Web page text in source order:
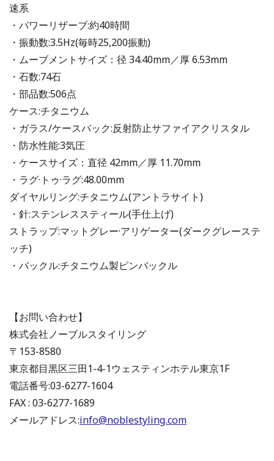
速系
・パワーリザーブ:約40時間
・振動数:3.5Hz(毎時25,200振動)
・ムーブメントサイズ：径 34.40mm／厚 6.53mm
・石数:74石
・部品数:506点
ケース:チタニウム
・ガラス/ケースバック:反射防止サファイアクリスタル
・防水性能:3気圧
・ケースサイズ：直径 42mm／厚 11.70mm
・ラグ·トゥ·ラグ:48.00mm
ダイヤルリング:チタニウム(アントラサイト)
・針:ステンレススティール(手仕上げ)
ストラップ:マットグレー·アリゲーター(ダークグレーステ
ッチ)
・バックル:チタニウム製ピンバックル
【お問い合わせ】
株式会社ノーブルスタイリング
〒153-8580
東京都目黒区三田1-4-1ウェスティンホテル東京1F
電話番号:03-6277-1604
FAX : 03-6277-1689
メールアドレス:info@noblestyling.com